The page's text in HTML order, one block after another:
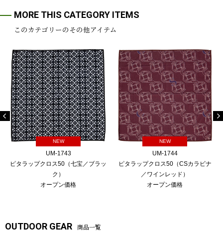
MORE THIS CATEGORY ITEMS
このカテゴリーのその他アイテム
NEW
UM-1743
ピタラップクロス50（七宝／ブラッ
ク）
オープン価格
NEW
UM-1744
ピタラップクロス50（CSカラビナ
／ワインレッド）
オープン価格
OUTDOOR GEAR 商品一覧